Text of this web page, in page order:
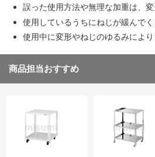
誤った使用方法や無理な加重は、
使用しているうちにねじが緩んで
使用中に変形やねじのゆるみによ
商品担当おすすめ